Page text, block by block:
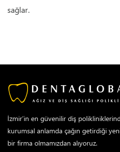
sağlar.
İzmir’in en güvenilir diş
kurumsal anlamda çağın getirdiği
bir firma olmamızdan alıyoruz.